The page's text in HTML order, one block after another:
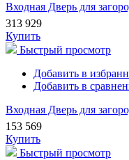
Входная Дверь для
313 929
Купить
Быстрый просмотр
Добавить в
Добавить в
Входная Дверь для
153 569
Купить
Быстрый просмотр